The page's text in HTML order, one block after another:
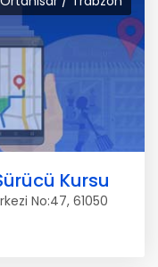
Kursu
No:47, 61050